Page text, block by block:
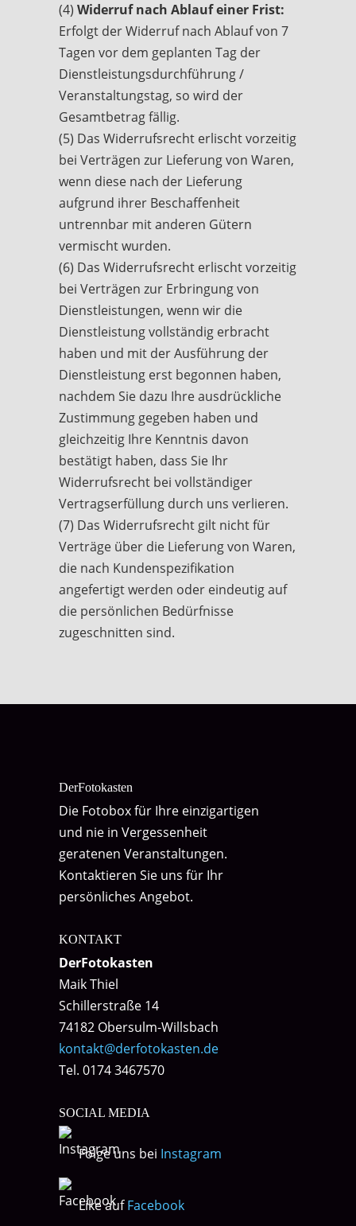
(4) Widerruf nach Ablauf einer Frist:
Erfolgt der Widerruf nach Ablauf von 7
Tagen vor dem geplanten Tag der
Dienstleistungsdurchführung /
Veranstaltungstag, so wird der
Gesamtbetrag fällig.
(5) Das Widerrufsrecht erlischt vorzeitig
bei Verträgen zur Lieferung von Waren,
wenn diese nach der Lieferung
aufgrund ihrer Beschaffenheit
untrennbar mit anderen Gütern
vermischt wurden.
(6) Das Widerrufsrecht erlischt vorzeitig
bei Verträgen zur Erbringung von
Dienstleistungen, wenn wir die
Dienstleistung vollständig erbracht
haben und mit der Ausführung der
Dienstleistung erst begonnen haben,
nachdem Sie dazu Ihre ausdrückliche
Zustimmung gegeben haben und
gleichzeitig Ihre Kenntnis davon
bestätigt haben, dass Sie Ihr
Widerrufsrecht bei vollständiger
Vertragserfüllung durch uns verlieren.
(7) Das Widerrufsrecht gilt nicht für
Verträge über die Lieferung von Waren,
die nach Kundenspezifikation
angefertigt werden oder eindeutig auf
die persönlichen Bedürfnisse
zugeschnitten sind.
DerFotokasten
Die Fotobox für Ihre einzigartigen
und nie in Vergessenheit
geratenen Veranstaltungen.
Kontaktieren Sie uns für Ihr
persönliches Angebot.
KONTAKT
DerFotokasten
Maik Thiel
Schillerstraße 14
74182 Obersulm-Willsbach
kontakt@derfotokasten.de
Tel. 0174 3467570
SOCIAL MEDIA
Folge uns bei Instagram
Like aufFacebook